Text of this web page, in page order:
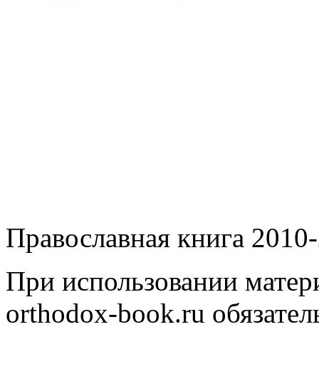
Православная книга
При использовании
orthodox-book.ru